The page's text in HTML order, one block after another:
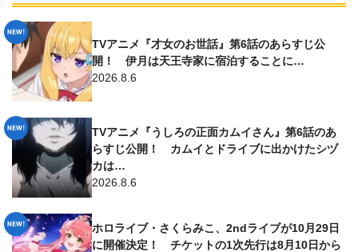
TVアニメ『才女のお世話』第6話のあらすじ公
開！ 伊月は天王寺家に宿泊することに…
2026.8.6
TVアニメ『うしろの正面カムイさん』第6話のあ
らすじ公開！ カムイとドライブに出かけたシヅ
カは…
2026.8.6
ホロライブ・さくらみこ、2ndライブが10月29日
に開催決定！ チケットの1次先行は8月10日から